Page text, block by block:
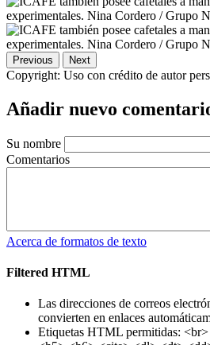
Previous Next
Copyright: Uso con crédito de autor
Añadir nuevo
Su nombre
Comentarios
Acerca de formatos de texto
Filtered HTML
Las direcciones de correos
convierten en enlaces
Etiquetas HTML permitidas: